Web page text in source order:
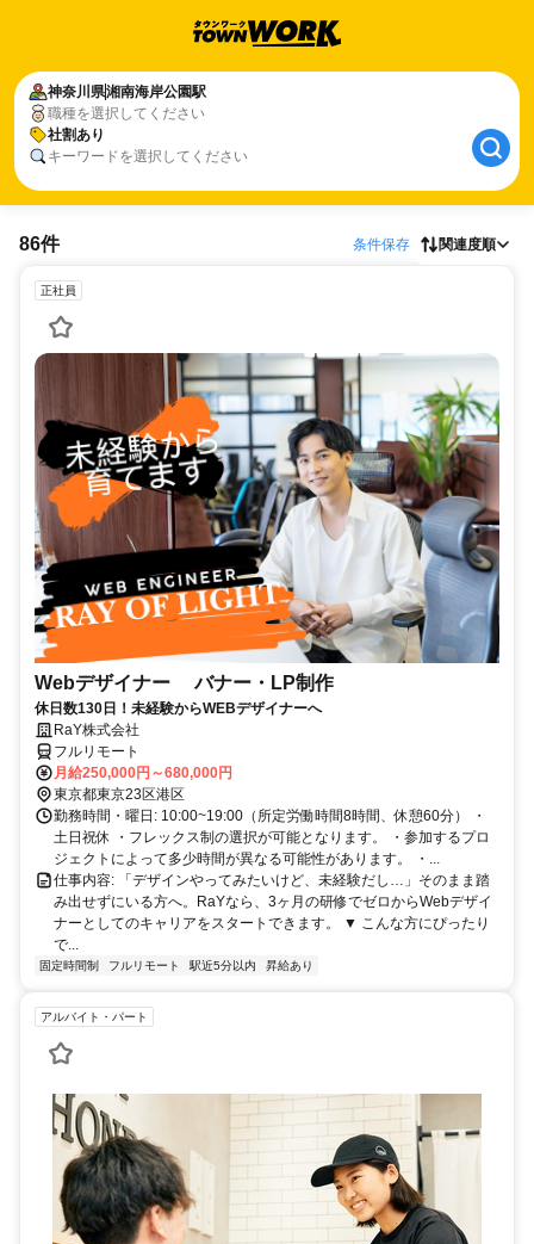
神奈川県湘南海岸公園駅
職種を選択してください
社割あり
キーワードを選択してください
86件 条件保存 関連度順
正社員
Webデザイナー バナー・LP制作
休日数130日！未経験からWEBデザイナーへ
RaY株式会社
フルリモート
月給250,000円～680,000円
東京都東京23区港区
勤務時間・曜日: 10:00~19:00（所定労働時間8時間、休憩60分） ・
土日祝休 ・フレックス制の選択が可能となります。 ・参加するプロ
ジェクトによって多少時間が異なる可能性があります。 ・...
仕事内容: 「デザインやってみたいけど、未経験だし…」そのまま踏
み出せずにいる方へ。RaYなら、3ヶ月の研修でゼロからWebデザイ
ナーとしてのキャリアをスタートできます。 ▼ こんな方にぴったり
で...
固定時間制 フルリモート 駅近5分以内 昇給あり
アルバイト・パート